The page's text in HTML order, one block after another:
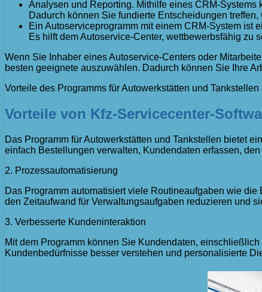
Analysen und Reporting. Mithilfe eines CRM-
Dadurch können Sie fundierte Entscheidungen
Ein Autoserviceprogramm mit einem CRM-System ist
Es hilft dem Autoservice-Center, wettbewerbsfähig zu
Wenn Sie Inhaber eines Autoservice-Centers oder
besten geeignete auszuwählen. Dadurch können Sie Ihre
Vorteile des Programms für Autowerkstätten und Tankstellen
Vorteile von Kfz-Servicecenter-
Das Programm für Autowerkstätten und Tankstellen bietet
einfach Bestellungen verwalten, Kundendaten erfassen,
2. Prozessautomatisierung
Das Programm automatisiert viele Routineaufgaben wie
den Zeitaufwand für Verwaltungsaufgaben reduzieren und
3. Verbesserte Kundeninteraktion
Mit dem Programm können Sie Kundendaten,
Kundenbedürfnisse besser verstehen und personalisierte